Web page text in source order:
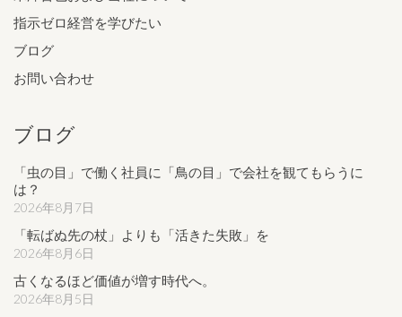
指示ゼロ経営を学びたい
ブログ
お問い合わせ
ブログ
「虫の目」で働く社員に「鳥の目」で会社を観てもらうに
は？
2026年8月7日
「転ばぬ先の杖」よりも「活きた失敗」を
2026年8月6日
古くなるほど価値が増す時代へ。
2026年8月5日